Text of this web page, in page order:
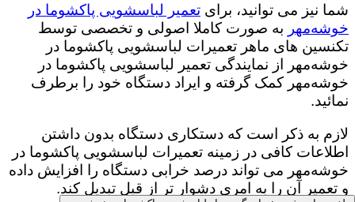
شما نیز می توانید، برای تعمیر لباسشویی پاکشوما در
خوشه‌مهر به صورت کاملا اصولی و تخصصی توسط
تکنسین های ماهر تعمیرات لباسشویی پاکشوما در
خوشه‌مهر از نمایندگی تعمیر لباسشویی پاکشوما در
خوشه‌مهر کمک گرفته و ایراد دستگاه خود را برطرف
نمائید.
لازم به ذکر است که دستکاری دستگاه بدون داشتن
اطلاعات کافی در زمینه تعمیرات لباسشویی پاکشوما در
خوشه‌مهر می تواند درصد خرابی دستگاه را افزایش داده
و تعمیر آن را به امری دشوار تر از قبل تبدیل کند.